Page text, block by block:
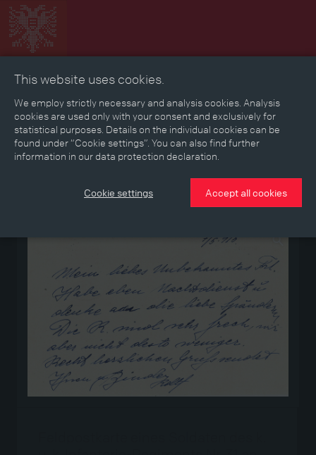
Collage Timeline Map Memories Media
Reading room
Stories Eras Aspects Persons, Objects & Events
This website uses cookies.
We employ strictly necessary and analysis cookies. Analysis
cookies are used only with your consent and exclusively for
statistical purposes. Details on the individual cookies can be
found under “Cookie settings”. You can also find further
information in our data protection declaration.
Cookie settings Accept all cookies